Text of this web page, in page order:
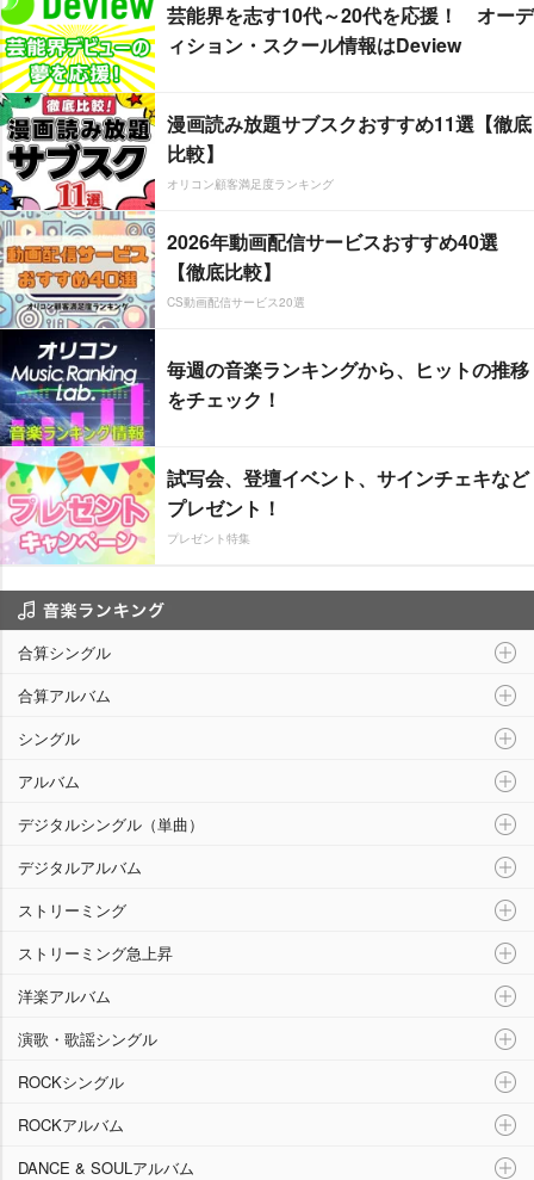
芸能界を志す10代～20代を応援！ オーデ
ィション・スクール情報はDeview
漫画読み放題サブスクおすすめ11選【徹底
比較】
オリコン顧客満足度ランキング
2026年動画配信サービスおすすめ40選
【徹底比較】
CS動画配信サービス20選
毎週の音楽ランキングから、ヒットの推移
をチェック！
試写会、登壇イベント、サインチェキなど
プレゼント！
プレゼント特集
合算シングル
合算アルバム
シングル
アルバム
デジタルシングル（単曲）
デジタルアルバム
ストリーミング
ストリーミング急上昇
洋楽アルバム
演歌・歌謡シングル
ROCKシングル
ROCKアルバム
DANCE & SOULアルバム